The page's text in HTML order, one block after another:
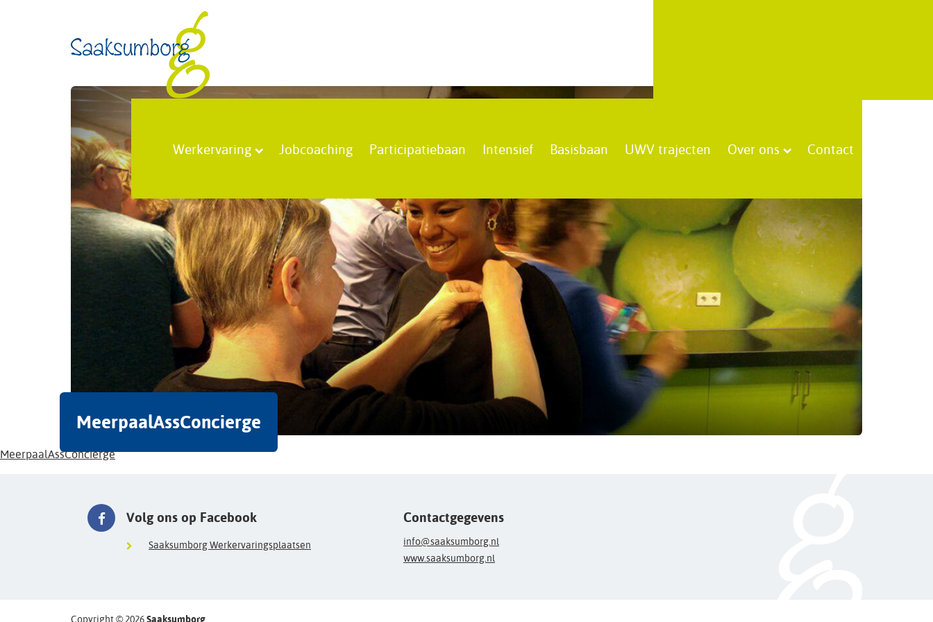
Werkervaring Jobcoaching Participatiebaan Intensief Basisbaan UWV trajecten Over ons Contact
MeerpaalAssConcierge
MeerpaalAssConcierge
Volg ons op Facebook
Saaksumborg Werkervaringsplaatsen
Contactgegevens
info@saaksumborg.nl
www.saaksumborg.nl
Copyright © 2026Saaksumborg